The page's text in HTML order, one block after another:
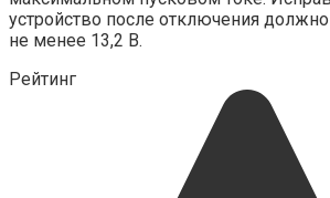
устройство после отключения
не менее 13,2 В.
Рейтинг